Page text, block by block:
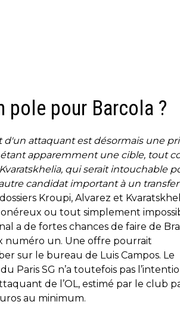
pole pour Barcola ?
d'un attaquant est désormais une
apparemment une cible, tout
qui serait intouchable
autre candidat important à un
Kroupi, Alvarez et
ou tout simplement
a de fortes chances de faire de
numéro un. Une offre pourrait
sur le bureau de Luis Campos. Le
Paris SG n’a toutefois pas
de l’OL, estimé par le club
au minimum.